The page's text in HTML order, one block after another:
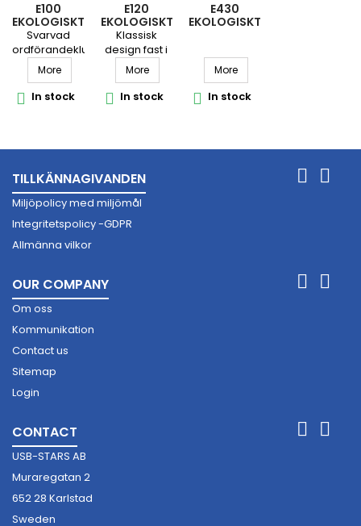
E100
EKOLOGISKT
USB-MINNE |
CLUB
Svarvad
ordförandeklubba
i Lönn.
More
 In stock
E120
EKOLOGISKT
USB-MINNE |
SWIVEL
Klassisk
design fast i
träslaget
lönn
More
 In stock
E430
EKOLOGISKT
More
 In stock
TILLKÄNNAGIVANDEN  
Miljöpolicy med miljömål
Integritetspolicy -GDPR
Allmänna vilkor
OUR COMPANY  
Om oss
Kommunikation
Contact us
Sitemap
Login
CONTACT  
USB-STARS AB
Muraregatan 2
652 28 Karlstad
Sweden